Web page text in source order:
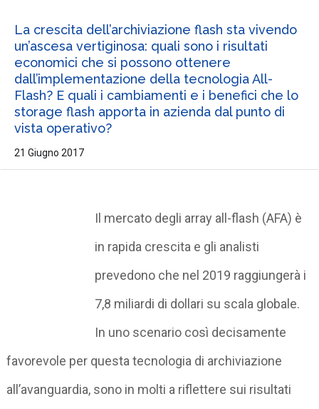
La crescita dell’archiviazione flash sta vivendo
un’ascesa vertiginosa: quali sono i risultati
economici che si possono ottenere
dall’implementazione della tecnologia All-
Flash? E quali i cambiamenti e i benefici che lo
storage flash apporta in azienda dal punto di
vista operativo?
21 Giugno 2017
Il mercato degli array all-flash (AFA) è
in rapida crescita e gli analisti
prevedono che nel 2019 raggiungerà i
7,8 miliardi di dollari su scala globale.
In uno scenario così decisamente
favorevole per questa tecnologia di archiviazione
all’avanguardia, sono in molti a riflettere sui risultati